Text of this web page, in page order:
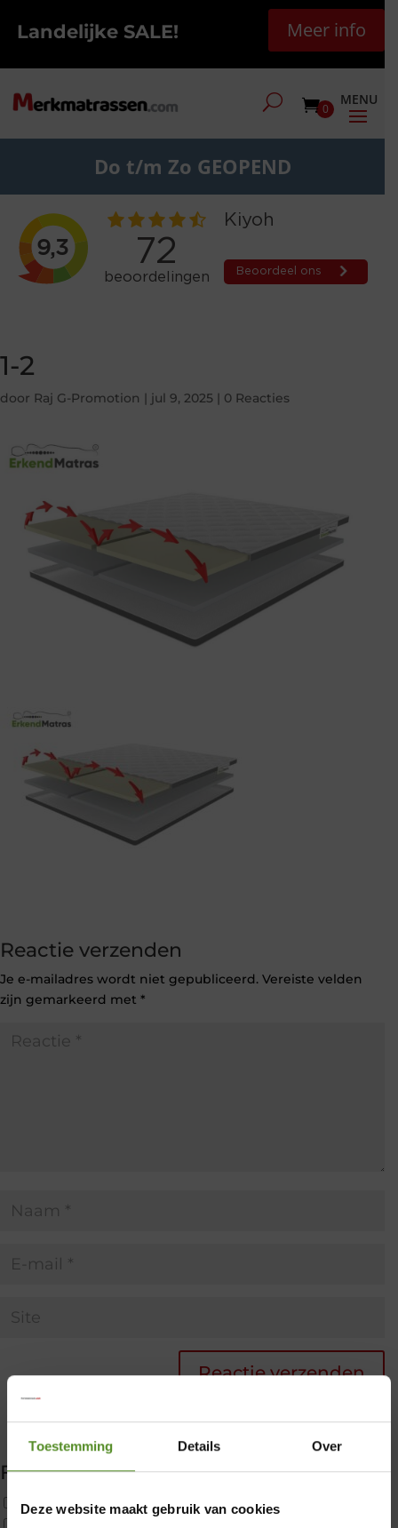
Toestemming Details Over
Deze website maakt gebruik van cookies
Landelijke SALE! Meer info
0
Do t/m Zo GEOPEND
1-2
door Raj G-Promotion | jul 9, 2025 | 0 Reacties
Reactie verzenden
Je e-mailadres wordt niet gepubliceerd. Vereiste velden
zijn gemarkeerd met *
Filter producten
Uncategorized